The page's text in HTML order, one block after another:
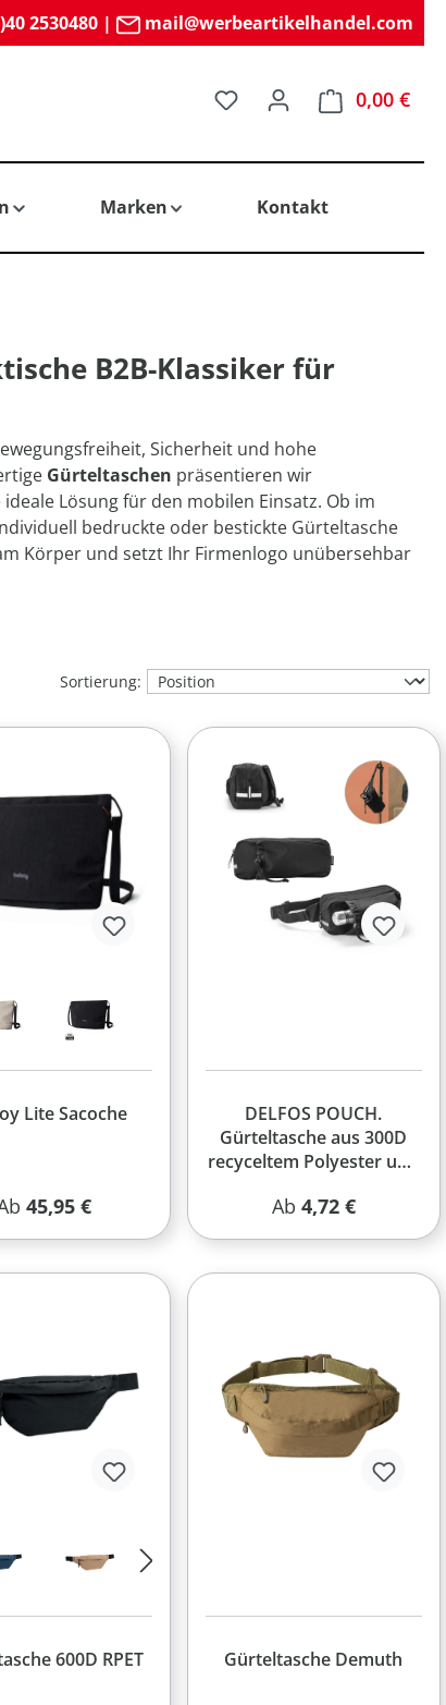
2530480| mail@werbeartikelhandel.com
Du hast 0 Produkte auf
0,00 €
Marken Kontakt
B2B-Klassiker für
Sicherheit und hohe
Gürteltaschen präsentieren wir
Lösung für den mobilen Einsatz. Ob im
bedruckte oder bestickte Gürteltasche
Körper und setzt Ihr Firmenlogo unübersehbar
Sortierung:
Lite Sacoche
Preis:
45,95 €
DELFOS POUCH.
Gürteltasche aus 300D
recyceltem Polyester und
Polyester mit
reflektierenden
Regulärer Preis:
Ab 4,72 €
600D RPET Gürteltasche Demuth